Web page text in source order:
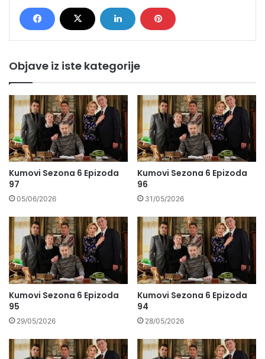
Objave iz iste kategorije
Kumovi Sezona 6 Epizoda
97
05/06/2026
Kumovi Sezona 6 Epizoda
96
31/05/2026
Kumovi Sezona 6 Epizoda
95
29/05/2026
Kumovi Sezona 6 Epizoda
94
28/05/2026